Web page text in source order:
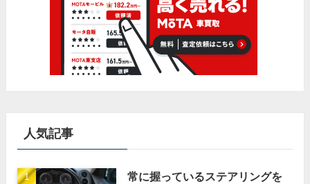
人気記事
常に握っているステアリングを